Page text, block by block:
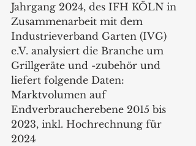
Jahrgang 2024, des IFH KÖLN in
Zusammenarbeit mit dem
Industrieverband Garten (IVG)
e.V. analysiert die Branche um
Grillgeräte und -zubehör und
liefert folgende Daten:
Marktvolumen auf
Endverbraucherebene 2015 bis
2023, inkl. Hochrechnung für
2024